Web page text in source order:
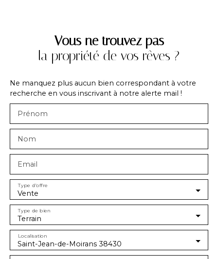
Vous ne trouvez pas
la propriété de vos rêves ?
Ne manquez plus aucun bien correspondant à votre
recherche en vous inscrivant à notre alerte mail !
Prénom
Nom
Email
Vente
Type d'offre
Terrain
Type de bien
Saint-Jean-de-Moirans 38430
Localisation